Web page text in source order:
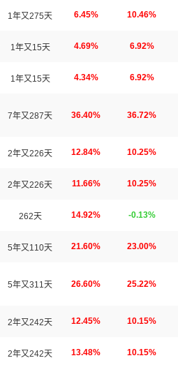
1年又275天 6.45% 10.46%
1年又15天 4.69% 6.92%
1年又15天 4.34% 6.92%
7年又287天 36.40% 36.72%
2年又226天 12.84% 10.25%
2年又226天 11.66% 10.25%
262天 14.92% -0.13%
5年又110天 21.60% 23.00%
5年又311天 26.60% 25.22%
2年又242天 12.45% 10.15%
2年又242天 13.48% 10.15%